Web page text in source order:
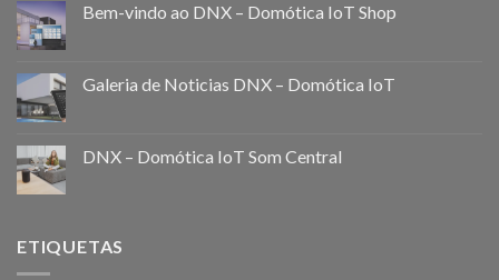
Bem-vindo ao DNX – Domótica IoT Shop
Galeria de Noticias DNX – Domótica IoT
DNX – Domótica IoT Som Central
ETIQUETAS